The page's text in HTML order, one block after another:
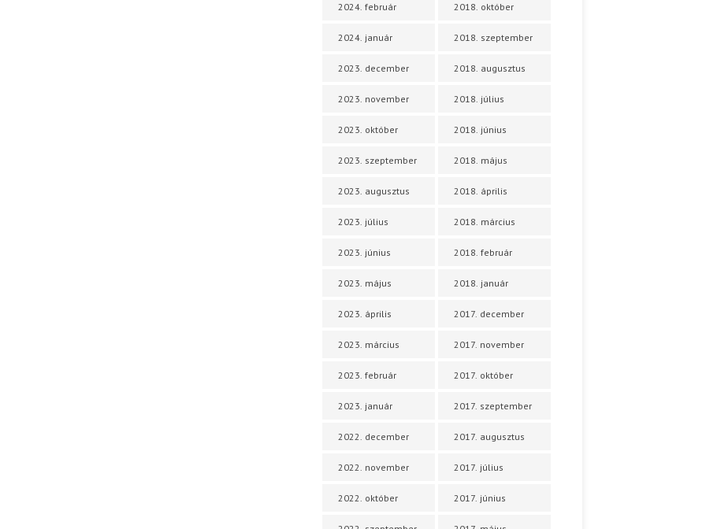
2024. február
2024. január
2023. december
2023. november
2023. október
2023. szeptember
2023. augusztus
2023. július
2023. június
2023. május
2023. április
2023. március
2023. február
2023. január
2022. december
2022. november
2022. október
2018. október
2018. szeptember
2018. augusztus
2018. július
2018. június
2018. május
2018. április
2018. március
2018. február
2018. január
2017. december
2017. november
2017. október
2017. szeptember
2017. augusztus
2017. július
2017. június